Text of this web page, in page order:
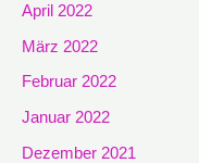
April 2022
März 2022
Februar 2022
Januar 2022
Dezember 2021